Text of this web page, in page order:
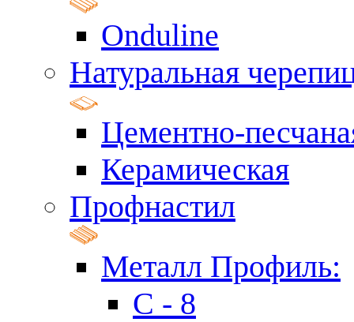
Onduline
Натуральная
Цементно-
Керамическая
Профнастил
Металл Профиль:
C - 8